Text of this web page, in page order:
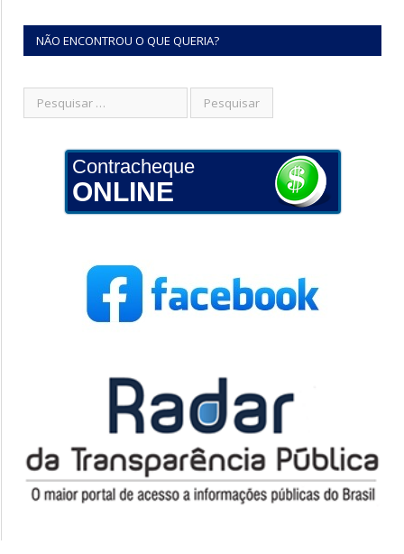
NÃO ENCONTROU O QUE QUERIA?
Contracheque
ONLINE